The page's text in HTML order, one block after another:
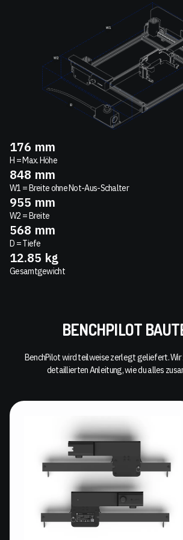
176 mm
H = Max. Höhe
848 mm
W1 = Breite ohne Not-Aus-Schalter
955 mm
W2 = Breite
568 mm
D = Tiefe
12.85 kg
Gesamtgewicht
BENCHPILOT
BenchPilot wird teilweise zerlegt geliefert. Wir
detaillierten Anleitung, wie du alles